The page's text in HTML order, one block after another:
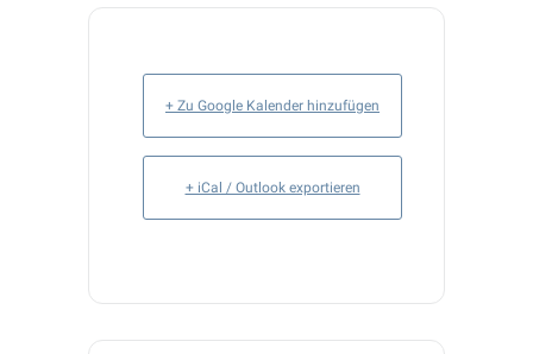
+ Zu Google Kalender hinzufügen
+ iCal / Outlook exportieren